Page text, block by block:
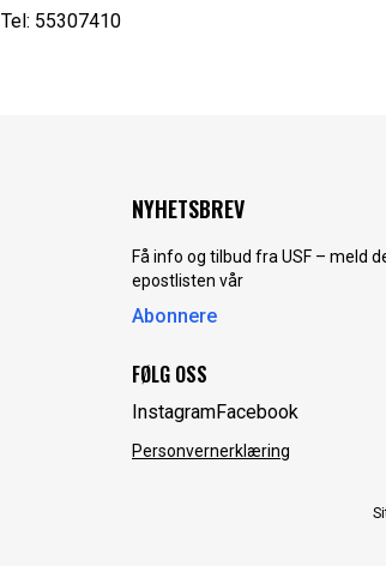
Tel: 55307410
NYHETSBREV
Få info og tilbud fra USF – meld
epostlisten vår
Abonnere
FØLG OSS
InstagramFacebook
Personvernerklæring